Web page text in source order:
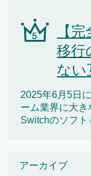
【
移行
ない
2025年6月5日
ーム業界に大
Switchのソフト
アーカイブ